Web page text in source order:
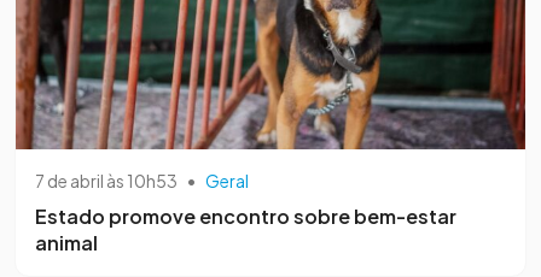
7 de abril às 10h53 • Geral
Estado promove encontro sobre bem-estar
animal